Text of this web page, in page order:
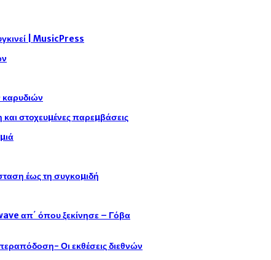
| MusicPress
καρυδιών
στοχευµένες παρεµβάσεις
έως τη συγκοµιδή
απ΄ όπου ξεκίνησε – Γόβα
Οι εκθέσεις διεθνών